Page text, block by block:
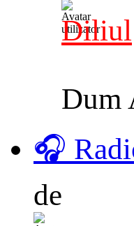
Diliul
Dum
🎧
de